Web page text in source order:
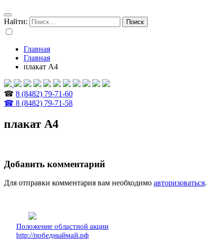
Найти:
Главная
Главная
плакат А4
☎ 8 (8482) 79-71-60
☎ 8 (8482) 79-71-58
плакат А4
Добавить комментарий
Для отправки комментария вам необходимо авторизоваться.
Положение областной акции
http://победныймай.рф